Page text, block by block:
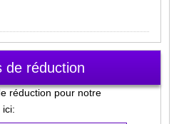
de réduction
réduction pour notre
ici: